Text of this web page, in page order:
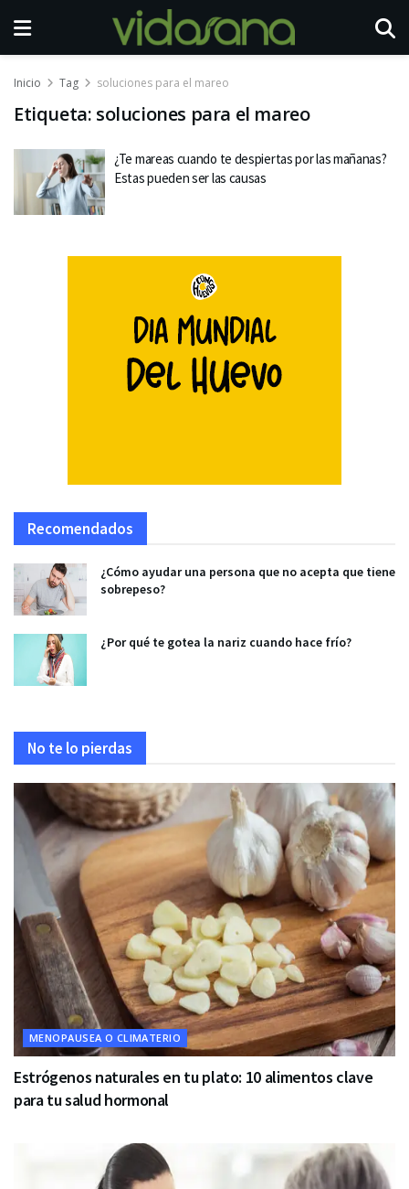
Inicio Tag soluciones para el mareo
Etiqueta: soluciones para el mareo
¿Te mareas cuando te despiertas por las mañanas?
Estas pueden ser las causas
Recomendados
¿Cómo ayudar una persona que no acepta que tiene
sobrepeso?
¿Por qué te gotea la nariz cuando hace frío?
No te lo pierdas
MENOPAUSEA O CLIMATERIO
Estrógenos naturales en tu plato: 10 alimentos clave
para tu salud hormonal